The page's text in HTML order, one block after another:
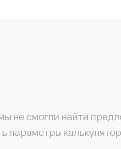
не смогли найти
параметры